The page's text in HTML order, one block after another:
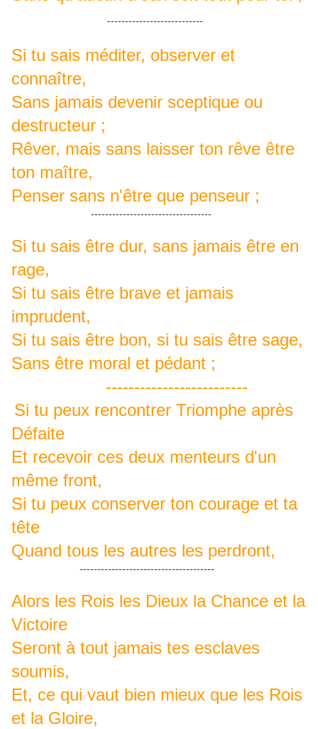
---------------------------
Si tu sais méditer, observer et
connaître,
Sans jamais devenir sceptique ou
destructeur ;
Rêver, mais sans laisser ton rêve être
ton maître,
Penser sans n'être que penseur ;
----------------------------------
Si tu sais être dur, sans jamais être en
rage,
Si tu sais être brave et jamais
imprudent,
Si tu sais être bon, si tu sais être sage,
Sans être moral et pédant ;
-------------------------
Si tu peux rencontrer Triomphe après
Défaite
Et recevoir ces deux menteurs d'un
même front,
Si tu peux conserver ton courage et ta
tête
Quand tous les autres les perdront,
--------------------------------------
Alors les Rois les Dieux la Chance et la
Victoire
Seront à tout jamais tes esclaves
soumis,
Et, ce qui vaut bien mieux que les Rois
et la Gloire,